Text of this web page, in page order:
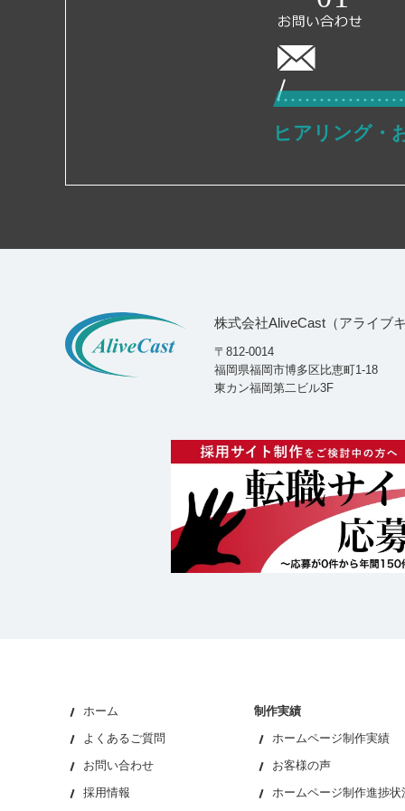
ヒアリング・
株式会社AliveCast（アライブ
〒812-0014
福岡県福岡市博多区比恵町1-18
東カン福岡第二ビル3F
ホーム
よくあるご質問
お問い合わせ
採用情報
制作実績
ホームページ制作実績
お客様の声
ホームページ制作進捗状